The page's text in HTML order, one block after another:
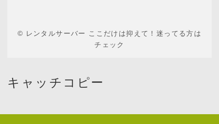
© レンタルサーバー ここだけは抑えて！迷ってる方は
チェック
キャッチコピー